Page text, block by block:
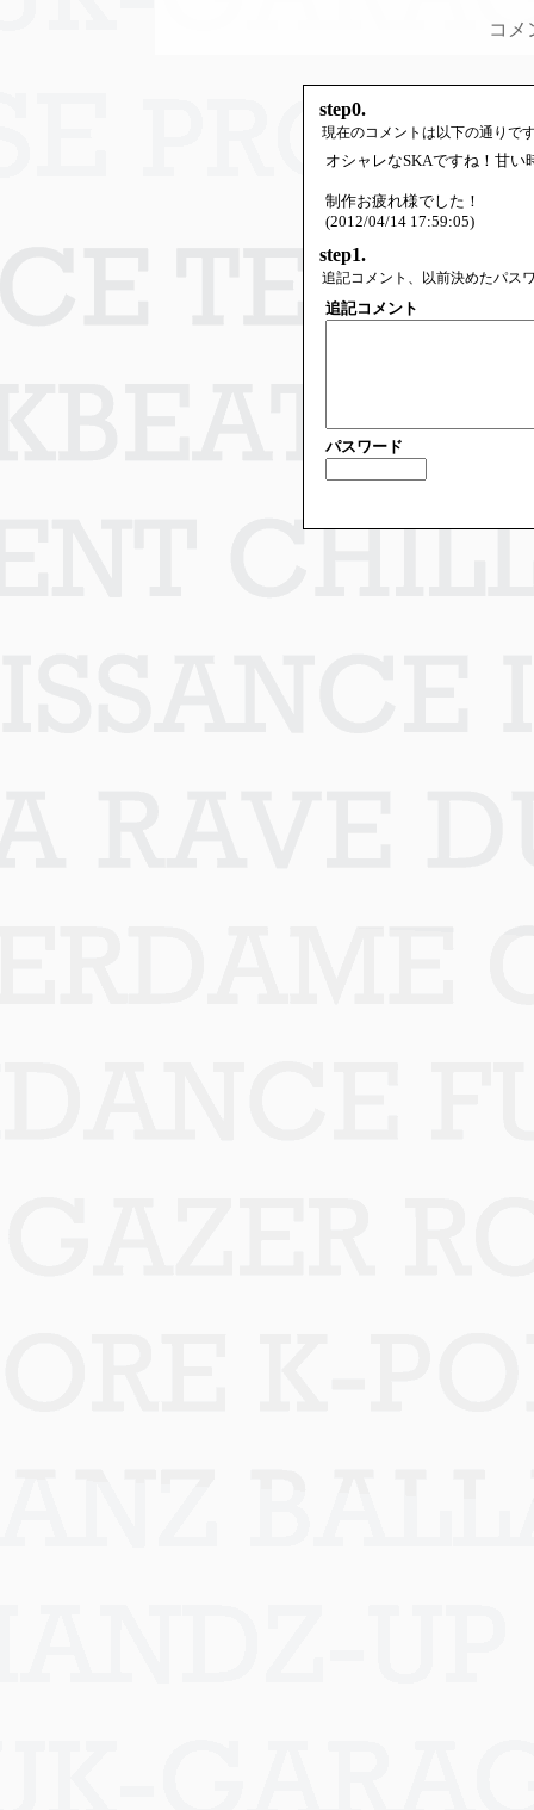
コメ
step0.
現在のコメントは以下の通りで
オシャレなSKAですね！甘い
制作お疲れ様でした！
(2012/04/14 17:59:05)
step1.
追記コメント、以前決めたパス
追記コメント
パスワード